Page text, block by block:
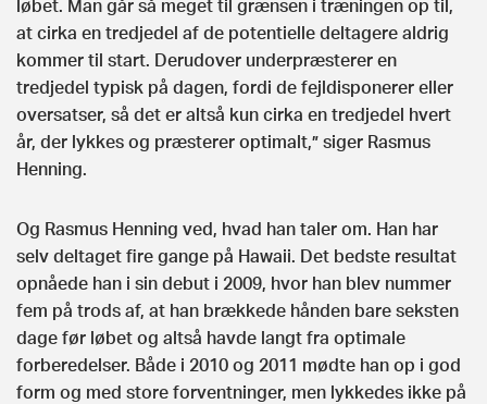
løbet. Man går så meget til grænsen i træningen op til,
at cirka en tredjedel af de potentielle deltagere aldrig
kommer til start. Derudover underpræsterer en
tredjedel typisk på dagen, fordi de fejldisponerer eller
oversatser, så det er altså kun cirka en tredjedel hvert
år, der lykkes og præsterer optimalt,” siger Rasmus
Henning.
Og Rasmus Henning ved, hvad han taler om. Han har
selv deltaget fire gange på Hawaii. Det bedste resultat
opnåede han i sin debut i 2009, hvor han blev nummer
fem på trods af, at han brækkede hånden bare seksten
dage før løbet og altså havde langt fra optimale
forberedelser. Både i 2010 og 2011 mødte han op i god
form og med store forventninger, men lykkedes ikke på